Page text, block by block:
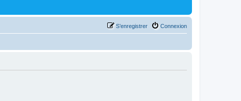
Connexion
S’enregistrer